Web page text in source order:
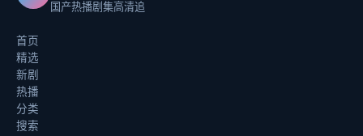
国产热播剧集高清追
首页
精选
新剧
热播
分类
搜索